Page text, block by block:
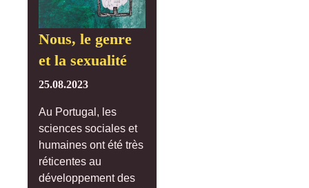
Nous, le genre
et la sexualité
25.08.2023
Au Portugal, les
sciences sociales et
humaines ont été très
réticentes au
développement des